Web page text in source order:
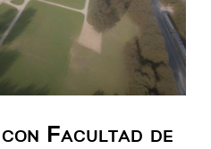
Facultad de